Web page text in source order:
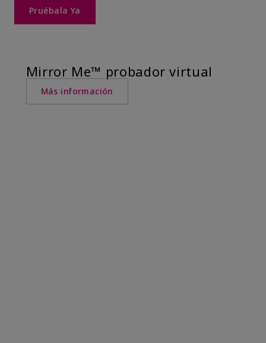
Pruébala Ya
Mirror Me™ probador virtual
Más información